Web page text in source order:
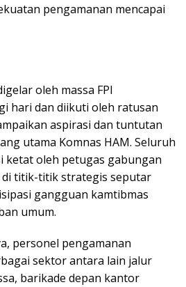
pengamanan mencapai
oleh massa FPI
hari dan diikuti oleh ratusan
aspirasi dan tuntutan
utama Komnas HAM. Seluruh
ketat oleh petugas gabungan
di titik-titik strategis seputar
gangguan kamtibmas
umum.
personel pengamanan
sektor antara lain jalur
barikade depan kantor